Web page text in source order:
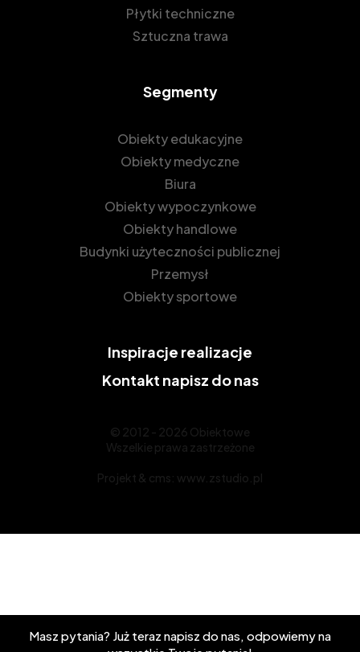
Płytki techniczne
Sztuczna trawa
Segmenty
Obiekty edukacyjne
Obiekty medyczne
Biura
Obiekty wypoczynkowe
Obiekty handlowe
Budynki użyteczności publicznej
Przemysł
Obiekty sportowe
Inspiracje realizacje
Kontakt napisz do nas
© 2012 - 2026 Obiektowe
Wszelkie prawa zastrzeżone
Projekt & cms: www.zstudio.pl
Masz pytania? Już teraz napisz do nas, odpowiemy na